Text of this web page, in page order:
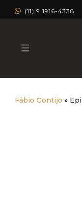
(11) 9 1916-4338
Fábio Gontijo »